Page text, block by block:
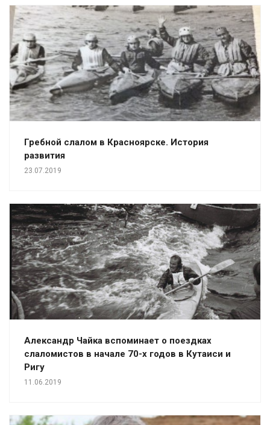
Гребной слалом в Красноярске. История
развития
23.07.2019
Александр Чайка вспоминает о поездках
слаломистов в начале 70-х годов в Кутаиси и
Ригу
11.06.2019